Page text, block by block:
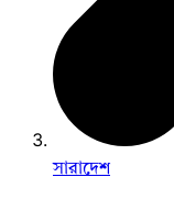
সারাদেশ